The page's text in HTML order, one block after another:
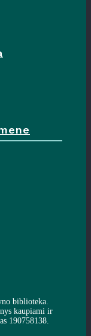
biblioteka.
kaupiami ir
190758138.